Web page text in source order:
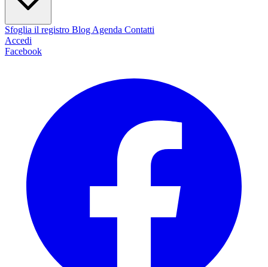
Sfoglia il registro Blog Agenda Contatti
Accedi
Facebook